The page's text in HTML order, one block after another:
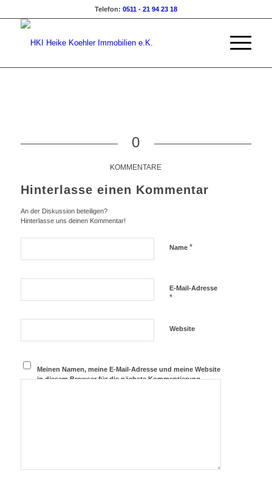
Telefon: 0511 - 21 94 23 18
0
KOMMENTARE
Hinterlasse einen Kommentar
An der Diskussion beteiligen?
Hinterlasse uns deinen Kommentar!
Name *
E-Mail-Adresse
*
Website
Meinen Namen, meine E-Mail-Adresse und meine Website
in diesem Browser für die nächste Kommentierung